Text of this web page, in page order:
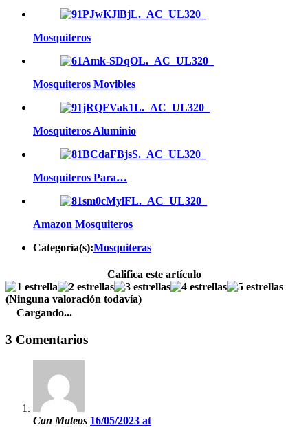
Mosquiteros
Mosquiteros Movibles
Mosquiteros Aluminio
Mosquiteros Para…
Amazon Mosquiteros
Categoría(s):Mosquiteras
Califica este artículo
(Ninguna valoración todavía)
Cargando...
3 Comentarios
Can Mateos 16/05/2023 at